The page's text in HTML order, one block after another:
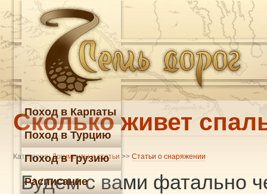
Сколько живет
Категория:Документы и статьи >> Статьи о снаряжении
Будем с вами фатально
Поход в Карпаты
Поход в Турцию
Поход в Грузию
Расписание